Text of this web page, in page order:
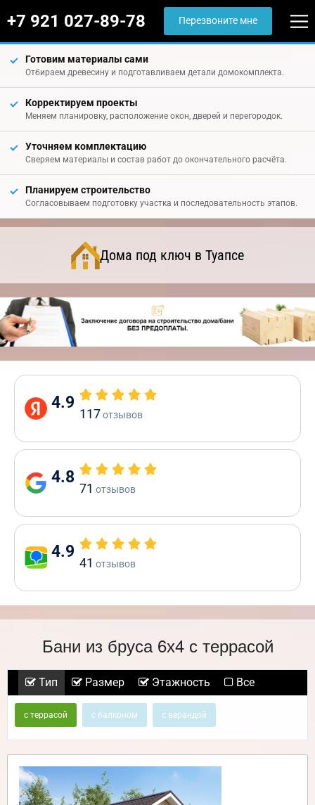
+7 921 027-89-78 Перезвоните мне
Готовим материалы сами
Отбираем древесину и подготавливаем детали домокомплекта.
Корректируем проекты
Меняем планировку, расположение окон, дверей и перегородок.
Уточняем комплектацию
Сверяем материалы и состав работ до окончательного расчёта.
Планируем строительство
Согласовываем подготовку участка и последовательность этапов.
Дома под ключ в Туапсе
4.9
117отзывов
4.8
71 отзывов
4.9
41 отзывов
Бани из бруса 6х4 с террасой
Тип Размер Этажность Все
с террасой с балконом с верандой